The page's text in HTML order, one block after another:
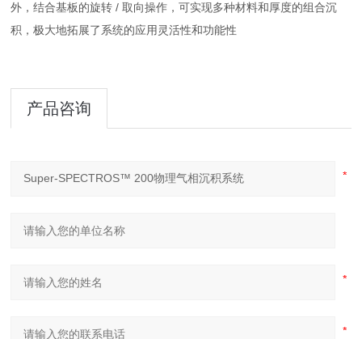
外，结合基板的旋转 / 取向操作，可实现多种材料和厚度的组合沉
积，极大地拓展了系统的应用灵活性和功能性
产品咨询